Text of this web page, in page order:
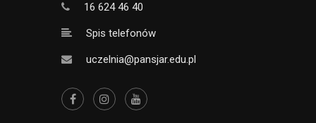
16 624 46 40
Spis telefonów
uczelnia@pansjar.edu.pl